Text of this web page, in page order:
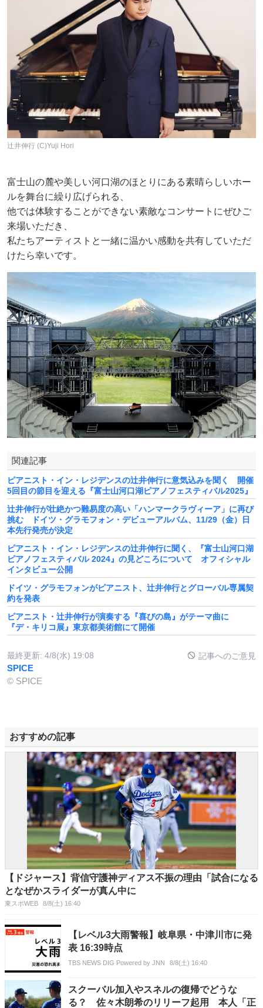
辻井伸行 (C)Yuji Hori
富士山の麓や美しい河口湖のほとりにある素晴らしいホー
ルを舞台に繰り広げられる、
他では体験することができない素敵なコンサートにぜひご
来場いただき、
私たちアーティストと一緒に温かい感動を共有していただ
けたら幸いです。
関連記事
ピアニスト・イン・レジデンスの辻井伸行に意気込みを聞く 開催
5回目の節目を迎える『富士山河口湖ピアノフェスティバル2025』
辻井伸行が壮絶かつ難易度の高い「ハンマークラヴィーア」に再び
挑む ドイツ・グラモフォン・デビューアルバム、11/29（金）日
本先行発売が決定
ピアニスト・イン・レジデンスの辻井伸行に聞く、『富士山河口湖
ピアノフェスティバル 2024』の見どころについて オフィシャル
インタビュー公開
ドイツ・グラモフォンがピアニスト、辻井伸行とグローバル専属契
約を発表
ピアニスト・辻井伸行が演奏する『喜びの島』がテーマ曲に
『デ・キリコ展』東京都美術館にて開催
最終更新: 4/8(水) 19:08 記事へのご意見
SPICE
© SPICE
おすすめの記事
【ドジャース】背信守護神ディアス不振の理由「試合になる
となぜかスライダーが真ん中に
東スポWEB 8/8(土) 16:40
【レベル3大雨警報】岐阜県・中津川市に発
表 16:39時点
TBS NEWS DIG Powered by JNN 8/8(土) 16:40
スクーバル加入やスネルの復帰でどうな
る？ 佐々木朗希のリリーフ起用 本人「正